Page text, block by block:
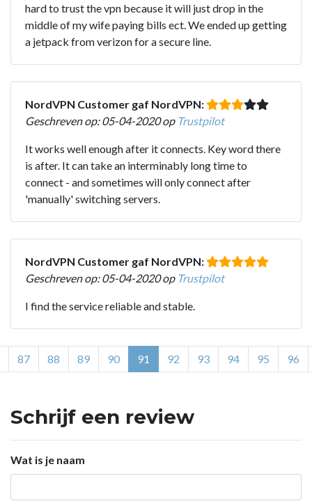
hard to trust the vpn because it will just drop in the
middle of my wife paying bills ect. We ended up getting
a jetpack from verizon for a secure line.
NordVPN Customer gaf NordVPN:
Geschreven op: 05-04-2020 op Trustpilot
It works well enough after it connects. Key word there
is after. It can take an interminably long time to
connect - and sometimes will only connect after
'manually' switching servers.
NordVPN Customer gaf NordVPN:
Geschreven op: 05-04-2020 op Trustpilot
I find the service reliable and stable.
87 88 89 90 91 92 93 94 95 96
Schrijf een review
Wat is je naam